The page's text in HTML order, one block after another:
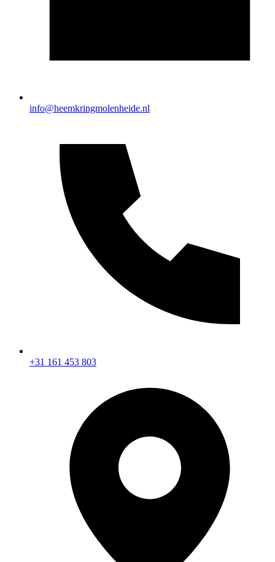
info@heemkringmolenheide.nl
+31 161 453 803